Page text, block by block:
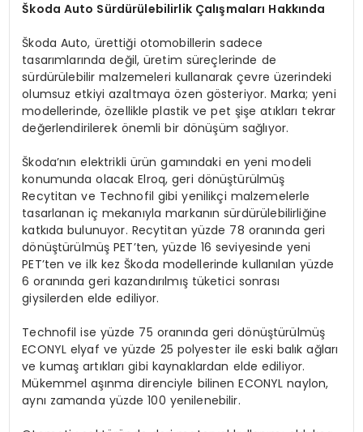
Škoda Auto Sürdürülebilirlik Çalışmaları Hakkında
Škoda Auto, ürettiği otomobillerin sadece
tasarımlarında değil, üretim süreçlerinde de
sürdürülebilir malzemeleri kullanarak çevre üzerindeki
olumsuz etkiyi azaltmaya özen gösteriyor. Marka; yeni
modellerinde, özellikle plastik ve pet şişe atıkları tekrar
değerlendirilerek önemli bir dönüşüm sağlıyor.
Škoda’nın elektrikli ürün gamındaki en yeni modeli
konumunda olacak Elroq, geri dönüştürülmüş
Recytitan ve Technofil gibi yenilikçi malzemelerle
tasarlanan iç mekanıyla markanın sürdürülebilirliğine
katkıda bulunuyor. Recytitan yüzde 78 oranında geri
dönüştürülmüş PET’ten, yüzde 16 seviyesinde yeni
PET’ten ve ilk kez Škoda modellerinde kullanılan yüzde
6 oranında geri kazandırılmış tüketici sonrası
giysilerden elde ediliyor.
Technofil ise yüzde 75 oranında geri dönüştürülmüş
ECONYL elyaf ve yüzde 25 polyester ile eski balık ağları
ve kumaş artıkları gibi kaynaklardan elde ediliyor.
Mükemmel aşınma direnciyle bilinen ECONYL naylon,
aynı zamanda yüzde 100 yenilenebilir.